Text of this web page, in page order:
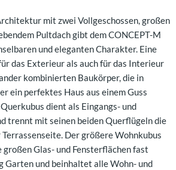
mit zwei Vollgeschossen, großen
Pultdach gibt dem CONCEPT-M
und eleganten Charakter. Eine
das Exterieur als auch für das Interieur
kombinierten Baukörper, die in
ein perfektes Haus aus einem Guss
dient als Eingangs- und
trennt mit seinen beiden Querflügeln die
Der größere Wohnkubus
Glas- und Fensterflächen fast
Garten und beinhaltet alle Wohn- und